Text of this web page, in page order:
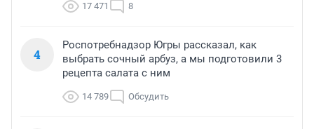
17 471 8
4
Роспотребнадзор Югры рассказал, как
выбрать сочный арбуз, а мы подготовили 3
рецепта салата с ним
14 789 Обсудить